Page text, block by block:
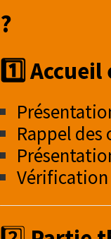
?
1️⃣
Rappel